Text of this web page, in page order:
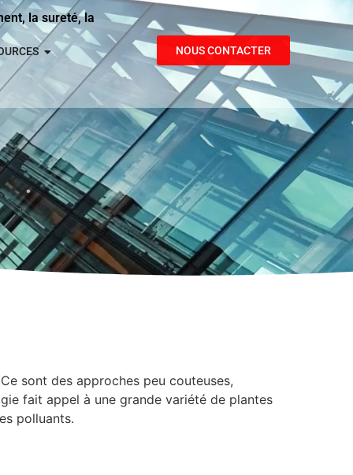
la sureté, la
NOUS CONTACTER
sont des approches peu couteuses,
fait appel à une grande variété de plantes
polluants.